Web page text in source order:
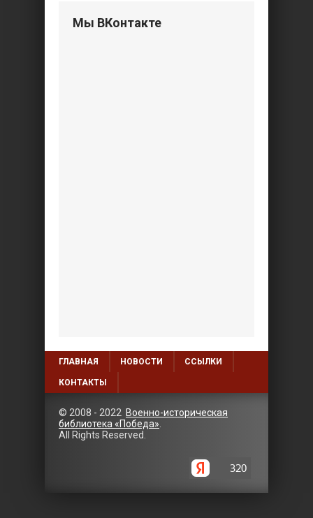
Мы ВКонтакте
ГЛАВНАЯ НОВОСТИ ССЫЛКИ
КОНТАКТЫ
© 2008 - 2022 Военно-историческая
библиотека «Победа».
All Rights Reserved.